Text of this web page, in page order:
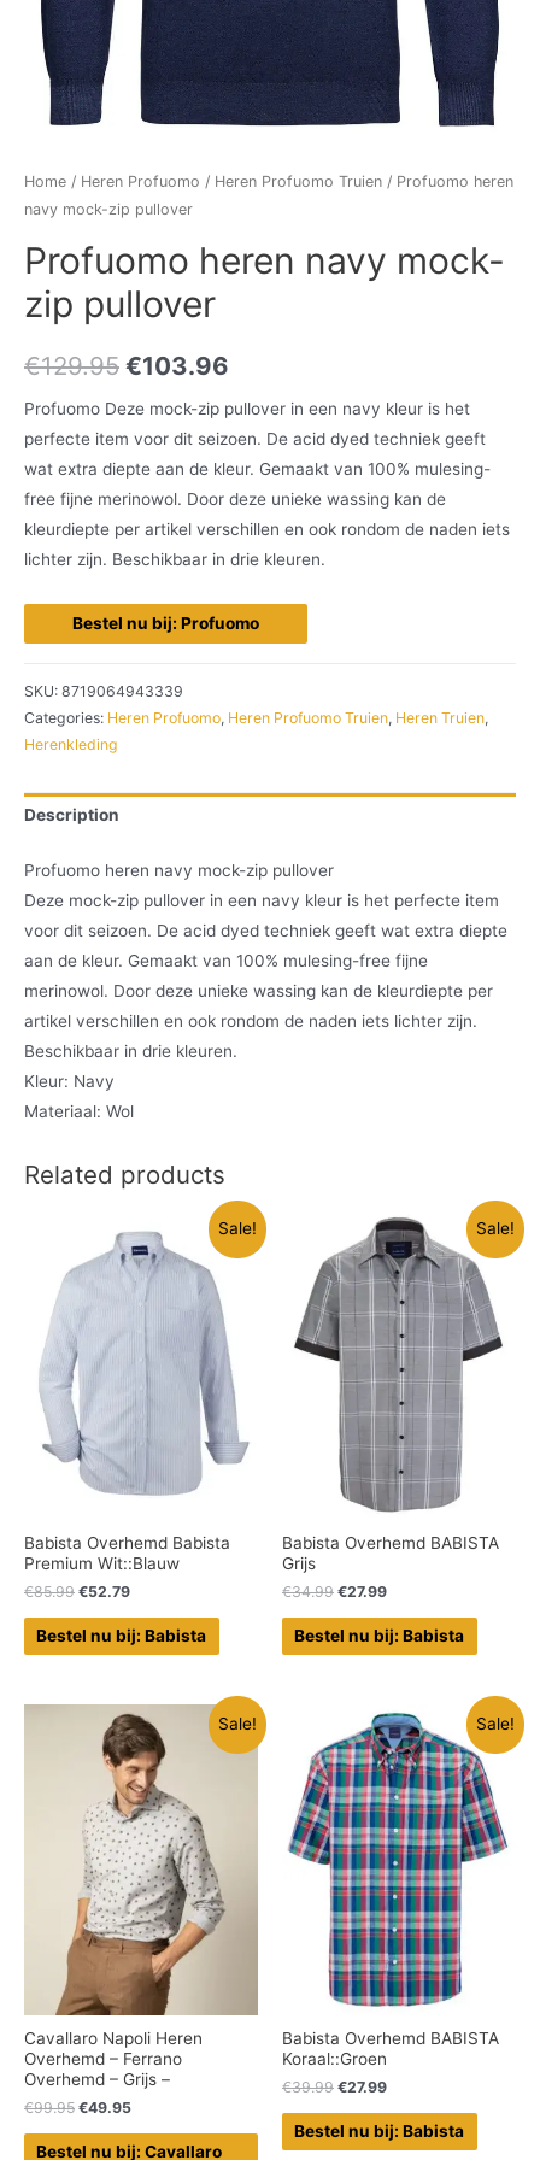
Home / Heren Profuomo / Heren Profuomo Truien / Profuomo heren
navy mock-zip pullover
Profuomo heren navy mock-
zip pullover
€129.95 €103.96
Profuomo Deze mock-zip pullover in een navy kleur is het
perfecte item voor dit seizoen. De acid dyed techniek geeft
wat extra diepte aan de kleur. Gemaakt van 100% mulesing-
free fijne merinowol. Door deze unieke wassing kan de
kleurdiepte per artikel verschillen en ook rondom de naden iets
lichter zijn. Beschikbaar in drie kleuren.
Bestel nu bij: Profuomo
SKU: 8719064943339
Categories: Heren Profuomo, Heren Profuomo Truien, Heren Truien,
Herenkleding
Description
Profuomo heren navy mock-zip pullover
Deze mock-zip pullover in een navy kleur is het perfecte item
voor dit seizoen. De acid dyed techniek geeft wat extra diepte
aan de kleur. Gemaakt van 100% mulesing-free fijne
merinowol. Door deze unieke wassing kan de kleurdiepte per
artikel verschillen en ook rondom de naden iets lichter zijn.
Beschikbaar in drie kleuren.
Kleur: Navy
Materiaal: Wol
Related products
Sale!
Babista Overhemd Babista
Premium Wit::Blauw
€85.99 €52.79
Bestel nu bij: Babista
Sale!
Babista Overhemd BABISTA
Grijs
€34.99 €27.99
Bestel nu bij: Babista
Sale!
Cavallaro Napoli Heren
Overhemd – Ferrano
Overhemd – Grijs –
€99.95 €49.95
Bestel nu bij: Cavallaro
Sale!
Babista Overhemd BABISTA
Koraal::Groen
€39.99 €27.99
Bestel nu bij: Babista